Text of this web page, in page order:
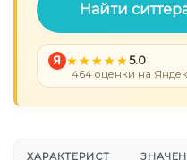
Найти
Я 5.0
464 оценки на
ХАРАКТЕРИСТ